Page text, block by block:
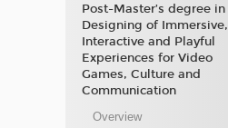
Post-Master’s degree in
Designing of Immersive,
Interactive and Playful
Experiences for Video
Games, Culture and
Communication
Overview